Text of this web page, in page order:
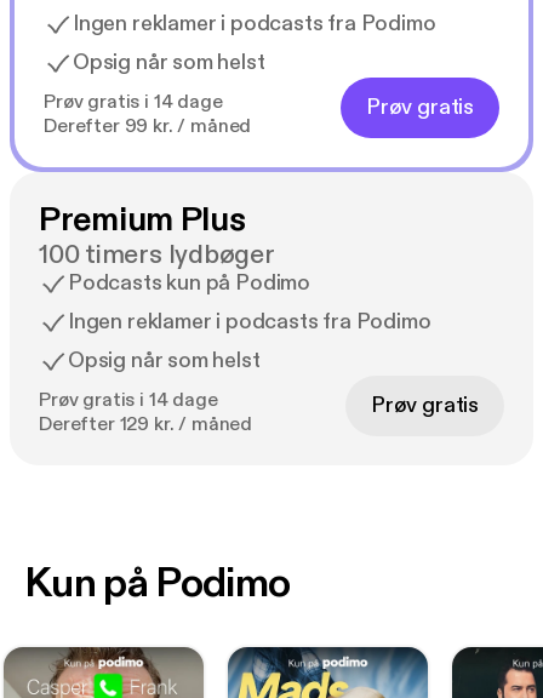
Ingen reklamer i podcasts fra Podimo
Opsig når som helst
Prøv gratis i 14 dage
Derefter 99 kr. / måned
Prøv gratis
Premium Plus
100 timers lydbøger
Podcasts kun på Podimo
Ingen reklamer i podcasts fra Podimo
Opsig når som helst
Prøv gratis i 14 dage
Derefter 129 kr. / måned
Prøv gratis
Kun på Podimo